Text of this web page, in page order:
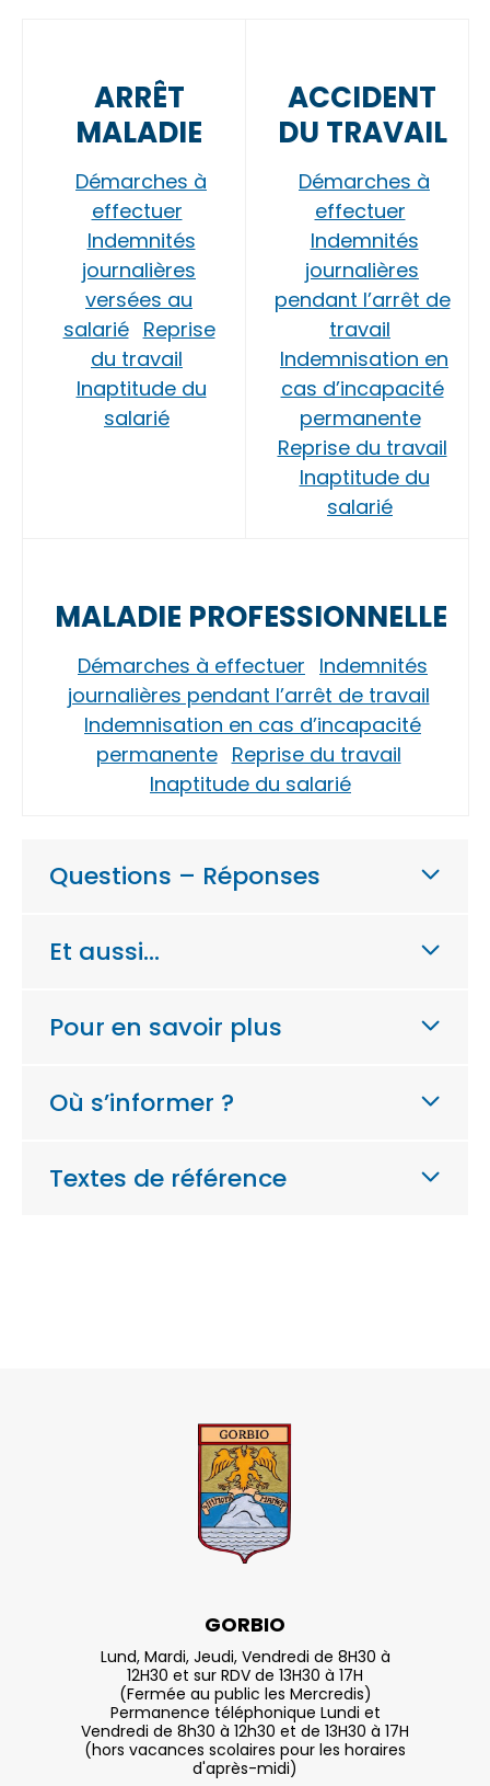
ARRÊT
MALADIE
Démarches à
effectuer
Indemnités
journalières
versées au
salarié Reprise
du travail
Inaptitude du
salarié
ACCIDENT
DU TRAVAIL
Démarches à
effectuer
Indemnités
journalières
pendant l’arrêt de
travail
Indemnisation en
cas d’incapacité
permanente
Reprise du travail
Inaptitude du
salarié
MALADIE PROFESSIONNELLE
Démarches à effectuer Indemnités
journalières pendant l’arrêt de travail
Indemnisation en cas d’incapacité
permanente Reprise du travail
Inaptitude du salarié
Questions – Réponses
Et aussi…
Pour en savoir plus
Où s’informer ?
Textes de référence
GORBIO
Lund, Mardi, Jeudi, Vendredi de 8H30 à
12H30 et sur RDV de 13H30 à 17H
(Fermée au public les Mercredis)
Permanence téléphonique Lundi et
Vendredi de 8h30 à 12h30 et de 13H30 à 17H
(hors vacances scolaires pour les horaires
d'après-midi)